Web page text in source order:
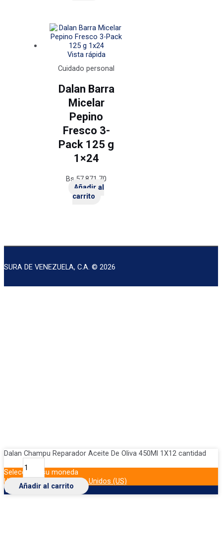
Vista rápida
Cuidado personal
Dalan Barra
Micelar
Pepino
Fresco 3-
Pack 125 g
1×24
Bs. 57.871,70
Añadir al
carrito
SURA DE VENEZUELA, C.A. © 2026
Seleccione su moneda
USD
Dólar de los Estados Unidos (US)
VES
Bolívar venezolano
Dalan Champu Reparador Aceite De Oliva 450Ml 1X12 cantidad
Añadir al carrito